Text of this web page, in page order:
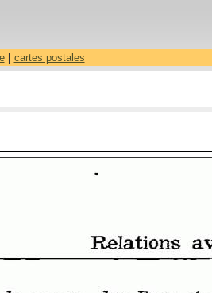
| cartes postales